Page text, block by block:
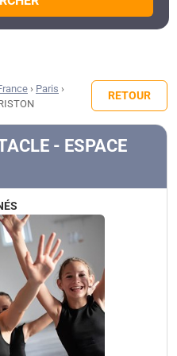
› Paris ›
RETOUR
- ESPACE